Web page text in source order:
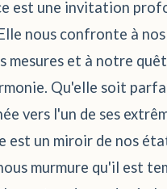
est une invitation
nous confronte à
mesures et à notre
Qu'elle soit
vers l'un de ses
est un miroir de nos
murmure qu'il est